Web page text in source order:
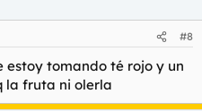
#8
estoy tomando té rojo y un
la fruta ni olerla